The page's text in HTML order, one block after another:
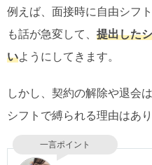
例えば、面接時に自由シフ
も話が急変して、 提出した
いようにしてきます。
しかし、契約の解除や退会
シフトで縛られる理由はあり
一言ポイント